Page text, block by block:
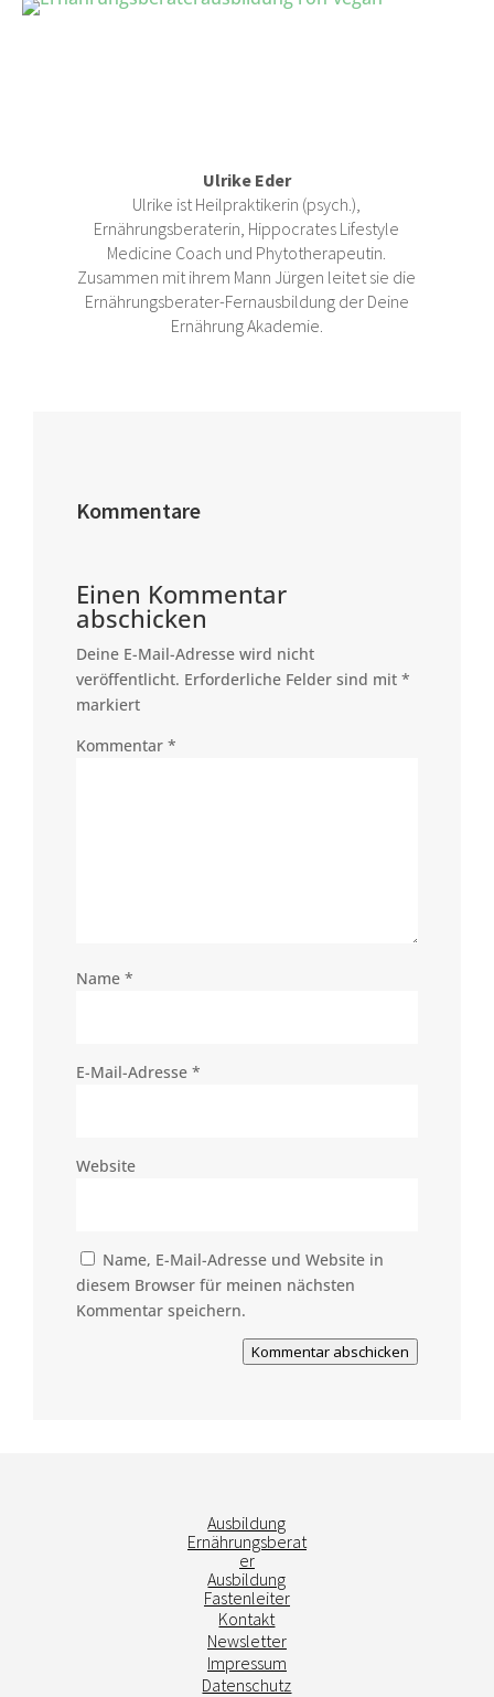
Ulrike Eder
Ulrike ist Heilpraktikerin (psych.),
Ernährungsberaterin, Hippocrates Lifestyle
Medicine Coach und Phytotherapeutin.
Zusammen mit ihrem Mann Jürgen leitet sie die
Ernährungsberater-Fernausbildung der Deine
Ernährung Akademie.
Kommentare
Einen Kommentar
abschicken
Deine E-Mail-Adresse wird nicht
veröffentlicht. Erforderliche Felder sind mit *
markiert
Kommentar *
Name *
E-Mail-Adresse *
Website
Name, E-Mail-Adresse und Website in
diesem Browser für meinen nächsten
Kommentar speichern.
Kommentar abschicken
Ausbildung
Ernährungsberat
er
Ausbildung
Fastenleiter
Kontakt
Newsletter
Impressum
Datenschutz